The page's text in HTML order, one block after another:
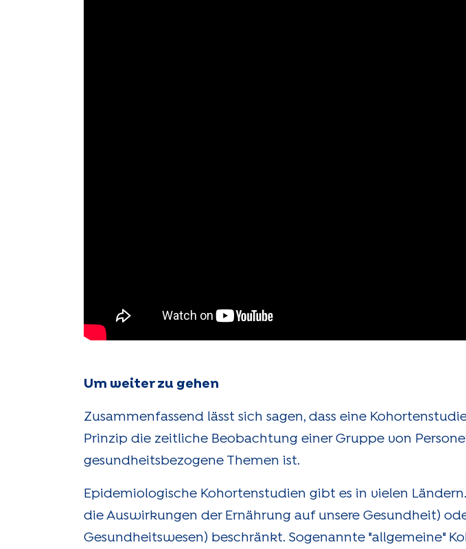
Um weiter zu gehen
Zusammenfassend lässt sich sagen, dass eine
Prinzip die zeitliche Beobachtung einer Gruppe von
gesundheitsbezogene Themen ist.
Epidemiologische Kohortenstudien gibt es in vielen
die Auswirkungen der Ernährung auf unsere Gesundheit)
Gesundheitswesen) beschränkt. Sogenannte "allgemeine"